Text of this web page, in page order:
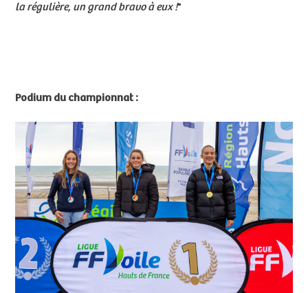
la régulière, un grand bravo à eux !"
Podium du championnat :